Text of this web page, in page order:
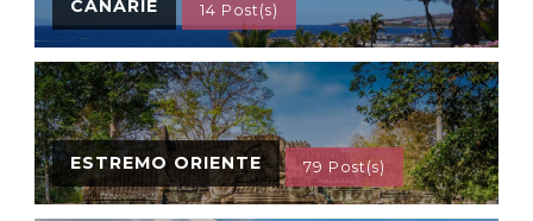
CANARIE 14 Post(s)
ESTREMO ORIENTE 79 Post(s)